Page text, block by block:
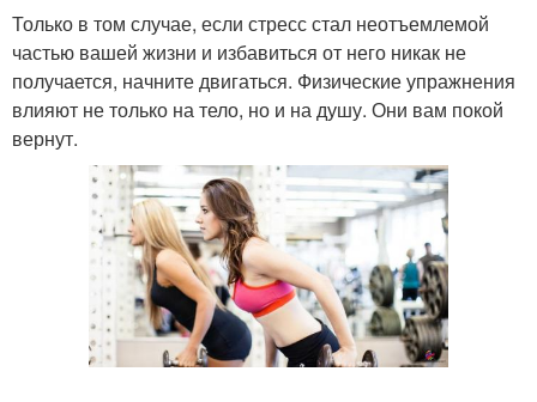
Только в том случае, если стресс стал неотъемлемой
частью вашей жизни и избавиться от него никак не
получается, начните двигаться. Физические упражнения
влияют не только на тело, но и на душу. Они вам покой
вернут.